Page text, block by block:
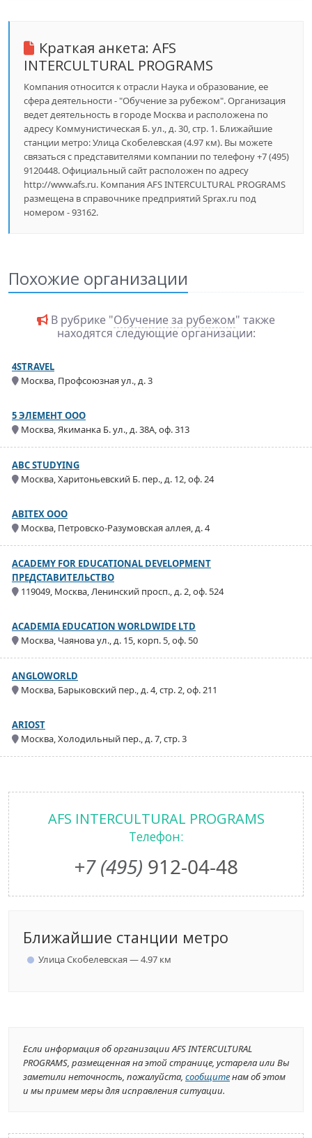
Краткая анкета: AFS
INTERCULTURAL PROGRAMS
Компания относится к отрасли Наука и образование, ее
сфера деятельности - "Обучение за рубежом". Организация
ведет деятельность в городе Москва и расположена по
адресу Коммунистическая Б. ул., д. 30, стр. 1. Ближайшие
станции метро: Улица Скобелевская (4.97 км). Вы можете
связаться с представителями компании по телефону +7 (495)
9120448. Официальный сайт расположен по адресу
http://www.afs.ru. Компания AFS INTERCULTURAL PROGRAMS
размещена в справочнике предприятий Sprax.ru под
номером - 93162.
Похожие организации
В рубрике "Обучение за рубежом" также
находятся следующие организации:
4STRAVEL
Москва, Профсоюзная ул., д. 3
5 ЭЛЕМЕНТ ООО
Москва, Якиманка Б. ул., д. 38А, оф. 313
ABC STUDYING
Москва, Харитоньевский Б. пер., д. 12, оф. 24
ABITEX ООО
Москва, Петровско-Разумовская аллея, д. 4
ACADEMY FOR EDUCATIONAL DEVELOPMENT
ПРЕДСТАВИТЕЛЬСТВО
119049, Москва, Ленинский просп., д. 2, оф. 524
ACADEMIA EDUCATION WORLDWIDE LTD
Москва, Чаянова ул., д. 15, корп. 5, оф. 50
ANGLOWORLD
Москва, Барыковский пер., д. 4, стр. 2, оф. 211
ARIOST
Москва, Холодильный пер., д. 7, стр. 3
AFS INTERCULTURAL PROGRAMS
Телефон:
+7 (495) 912-04-48
Ближайшие станции метро
Улица Скобелевская — 4.97 км
Если информация об организации AFS INTERCULTURAL
PROGRAMS, размещенная на этой странице, устарела или Вы
заметили неточность, пожалуйста, сообщитенам об этом
и мы примем меры для исправления ситуации.